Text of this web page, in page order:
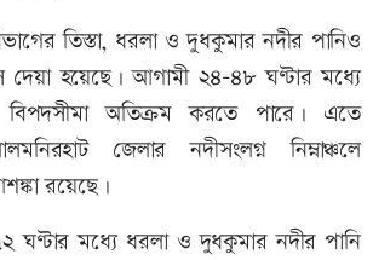
তিস্তা, ধরলা ও দুধকুমার নদীর পানিও
দেয়া হয়েছে। আগামী ২৪-৪৮ ঘণ্টার মধ্যে
বিপদসীমা অতিক্রম করতে পারে। এতে
জেলার নদীসংলগ্ন নিম্নাঞ্চলে
রয়েছে।
ঘণ্টার মধ্যে ধরলা ও দুধকুমার নদীর পানি